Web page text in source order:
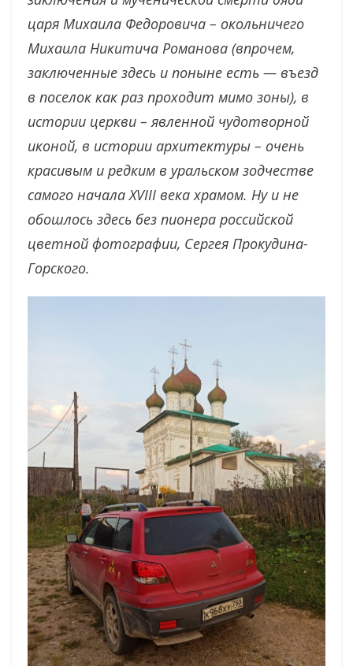
царя Михаила Федоровича – окольничего
Михаила Никитича Романова (впрочем,
заключенные здесь и поныне есть — въезд
в поселок как раз проходит мимо зоны), в
истории церкви – явленной чудотворной
иконой, в истории архитектуры – очень
красивым и редким в уральском зодчестве
самого начала XVIII века храмом. Ну и не
обошлось здесь без пионера российской
цветной фотографии, Сергея Прокудина-
Горского.